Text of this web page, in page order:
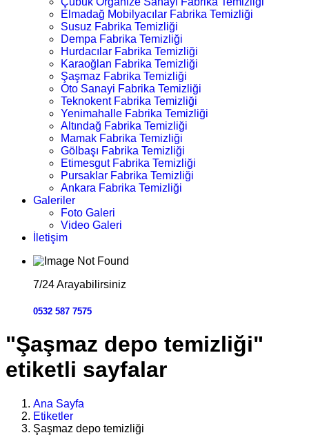
Elmadağ Mobilyacılar Fabrika Temizliği
Susuz Fabrika Temizliği
Dempa Fabrika Temizliği
Hurdacılar Fabrika Temizliği
Karaoğlan Fabrika Temizliği
Şaşmaz Fabrika Temizliği
Oto Sanayi Fabrika Temizliği
Teknokent Fabrika Temizliği
Yenimahalle Fabrika Temizliği
Altındağ Fabrika Temizliği
Mamak Fabrika Temizliği
Gölbaşı Fabrika Temizliği
Etimesgut Fabrika Temizliği
Pursaklar Fabrika Temizliği
Ankara Fabrika Temizliği
Galeriler
Foto Galeri
Video Galeri
İletişim
7/24 Arayabilirsiniz
0532 587 7575
"Şaşmaz depo temizliği"
etiketli sayfalar
Ana Sayfa
Etiketler
Şaşmaz depo temizliği